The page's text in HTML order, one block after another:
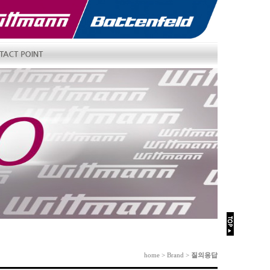
home > Brand > 질의응답